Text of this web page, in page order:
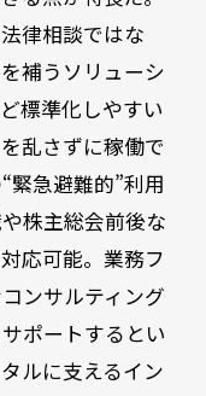
律相談ではな
補うソリューシ
標準化しやすい
乱さずに稼働で
緊急避難的”利用
株主総会前後な
応可能。業務フ
ンサルティング
ポートするとい
ルに支えるイン